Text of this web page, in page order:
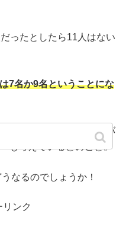
ったとしたら11人はない
7名か9名ということにな
も、人数は未定でメンバ
も考えているとのこと。
なるのでしょうか！
リンク